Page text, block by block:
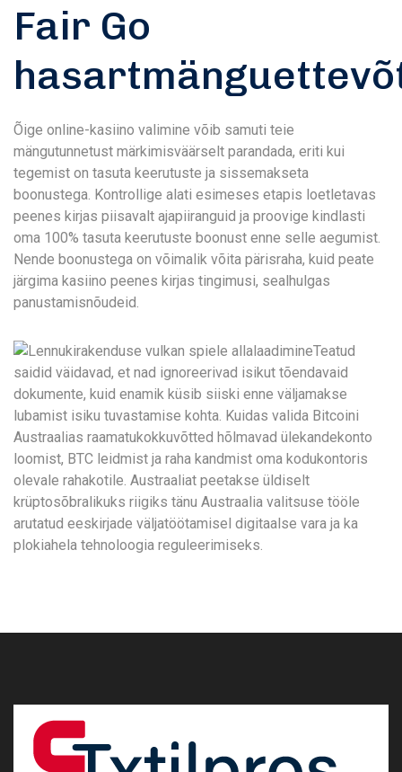
Fair Go
Õige online-kasiino valimine võib samuti teie
mängutunnetust märkimisväärselt parandada, eriti kui
tegemist on tasuta keerutuste ja sissemakseta
boonustega. Kontrollige alati esimeses etapis loetletavas
peenes kirjas piisavalt ajapiiranguid ja proovige kindlasti
oma 100% tasuta keerutuste boonust enne selle aegumist.
Nende boonustega on võimalik võita pärisraha, kuid peate
järgima kasiino peenes kirjas tingimusi, sealhulgas
panustamisnõudeid.
Teatud
saidid väidavad, et nad ignoreerivad isikut tõendavaid
dokumente, kuid enamik küsib siiski enne väljamakse
lubamist isiku tuvastamise kohta. Kuidas valida Bitcoini
Austraalias raamatukokkuvõtted hõlmavad ülekandekonto
loomist, BTC leidmist ja raha kandmist oma kodukontoris
olevale rahakotile. Austraaliat peetakse üldiselt
krüptosõbralikuks riigiks tänu Austraalia valitsuse tööle
arutatud eeskirjade väljatöötamisel digitaalse vara ja ka
plokiahela tehnoloogia reguleerimiseks.